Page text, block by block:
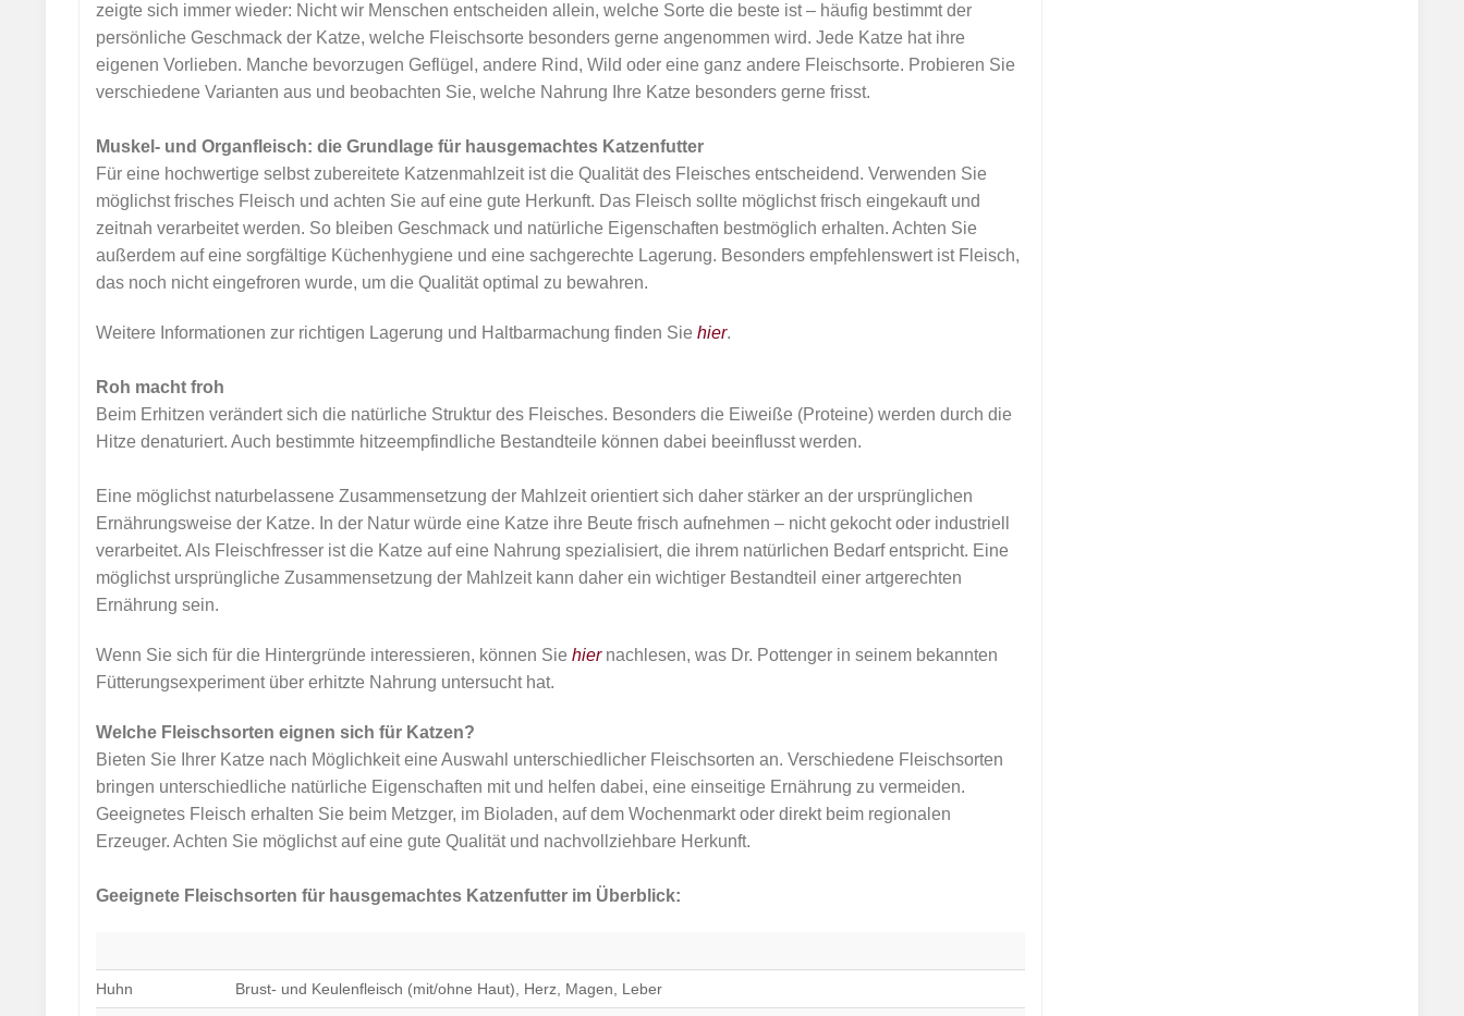
zeigte sich immer wieder: Nicht wir Menschen entscheiden allein, welche Sorte die beste ist – häufig bestimmt der
persönliche Geschmack der Katze, welche Fleischsorte besonders gerne angenommen wird. Jede Katze hat ihre
eigenen Vorlieben. Manche bevorzugen Geflügel, andere Rind, Wild oder eine ganz andere Fleischsorte. Probieren Sie
verschiedene Varianten aus und beobachten Sie, welche Nahrung Ihre Katze besonders gerne frisst.
Muskel- und Organfleisch: die Grundlage für hausgemachtes Katzenfutter
Für eine hochwertige selbst zubereitete Katzenmahlzeit ist die Qualität des Fleisches entscheidend. Verwenden Sie
möglichst frisches Fleisch und achten Sie auf eine gute Herkunft. Das Fleisch sollte möglichst frisch eingekauft und
zeitnah verarbeitet werden. So bleiben Geschmack und natürliche Eigenschaften bestmöglich erhalten. Achten Sie
außerdem auf eine sorgfältige Küchenhygiene und eine sachgerechte Lagerung. Besonders empfehlenswert ist Fleisch,
das noch nicht eingefroren wurde, um die Qualität optimal zu bewahren.
Weitere Informationen zur richtigen Lagerung und Haltbarmachung finden Sie hier.
Roh macht froh
Beim Erhitzen verändert sich die natürliche Struktur des Fleisches. Besonders die Eiweiße (Proteine) werden durch die
Hitze denaturiert. Auch bestimmte hitzeempfindliche Bestandteile können dabei beeinflusst werden.
Eine möglichst naturbelassene Zusammensetzung der Mahlzeit orientiert sich daher stärker an der ursprünglichen
Ernährungsweise der Katze. In der Natur würde eine Katze ihre Beute frisch aufnehmen – nicht gekocht oder industriell
verarbeitet. Als Fleischfresser ist die Katze auf eine Nahrung spezialisiert, die ihrem natürlichen Bedarf entspricht. Eine
möglichst ursprüngliche Zusammensetzung der Mahlzeit kann daher ein wichtiger Bestandteil einer artgerechten
Ernährung sein.
Wenn Sie sich für die Hintergründe interessieren, können Sie hiernachlesen, was Dr. Pottenger in seinem bekannten
Fütterungsexperiment über erhitzte Nahrung untersucht hat.
Welche Fleischsorten eignen sich für Katzen?
Bieten Sie Ihrer Katze nach Möglichkeit eine Auswahl unterschiedlicher Fleischsorten an. Verschiedene Fleischsorten
bringen unterschiedliche natürliche Eigenschaften mit und helfen dabei, eine einseitige Ernährung zu vermeiden.
Geeignetes Fleisch erhalten Sie beim Metzger, im Bioladen, auf dem Wochenmarkt oder direkt beim regionalen
Erzeuger. Achten Sie möglichst auf eine gute Qualität und nachvollziehbare Herkunft.
Geeignete Fleischsorten für hausgemachtes Katzenfutter im Überblick:
Huhn Brust- und Keulenfleisch (mit/ohne Haut), Herz, Magen, Leber